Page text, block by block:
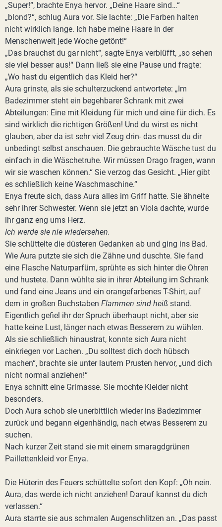
„Super!“, brachte Enya hervor. „Deine Haare sind…“
„blond?“, schlug Aura vor. Sie lachte: „Die Farben halten
nicht wirklich lange. Ich habe meine Haare in der
Menschenwelt jede Woche getönt!“
„Das brauchst du gar nicht“, sagte Enya verblüfft, „so sehen
sie viel besser aus!“ Dann ließ sie eine Pause und fragte:
„Wo hast du eigentlich das Kleid her?“
Aura grinste, als sie schulterzuckend antwortete: „Im
Badezimmer steht ein begehbarer Schrank mit zwei
Abteilungen: Eine mit Kleidung für mich und eine für dich. Es
sind wirklich die richtigen Größen! Und du wirst es nicht
glauben, aber da ist sehr viel Zeug drin- das musst du dir
unbedingt selbst anschauen. Die gebrauchte Wäsche tust du
einfach in die Wäschetruhe. Wir müssen Drago fragen, wann
wir sie waschen können.“ Sie verzog das Gesicht. „Hier gibt
es schließlich keine Waschmaschine.“
Enya freute sich, dass Aura alles im Griff hatte. Sie ähnelte
sehr ihrer Schwester. Wenn sie jetzt an Viola dachte, wurde
ihr ganz eng ums Herz.
Ich werde sie nie wiedersehen.
Sie schüttelte die düsteren Gedanken ab und ging ins Bad.
Wie Aura putzte sie sich die Zähne und duschte. Sie fand
eine Flasche Naturparfüm, sprühte es sich hinter die Ohren
und hustete. Dann wühlte sie in ihrer Abteilung im Schrank
und fand eine Jeans und ein orangefarbenes T-Shirt, auf
dem in großen Buchstaben Flammen sind heiß stand.
Eigentlich gefiel ihr der Spruch überhaupt nicht, aber sie
hatte keine Lust, länger nach etwas Besserem zu wühlen.
Als sie schließlich hinaustrat, konnte sich Aura nicht
einkriegen vor Lachen. „Du solltest dich doch hübsch
machen“, brachte sie unter lautem Prusten hervor, „und dich
nicht normal anziehen!“
Enya schnitt eine Grimasse. Sie mochte Kleider nicht
besonders.
Doch Aura schob sie unerbittlich wieder ins Badezimmer
zurück und begann eigenhändig, nach etwas Besserem zu
suchen.
Nach kurzer Zeit stand sie mit einem smaragdgrünen
Paillettenkleid vor Enya.
Die Hüterin des Feuers schüttelte sofort den Kopf: „Oh nein.
Aura, das werde ich nicht anziehen! Darauf kannst du dich
verlassen.“
Aura starrte sie aus schmalen Augenschlitzen an. „Das passt